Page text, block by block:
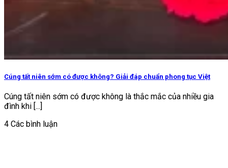
Cúng tất niên sớm có được không? Giải đáp chuẩn phong tục Việt
Cúng tất niên sớm có được không là thắc mắc của nhiều gia
đình khi [...]
4 Các bình luận